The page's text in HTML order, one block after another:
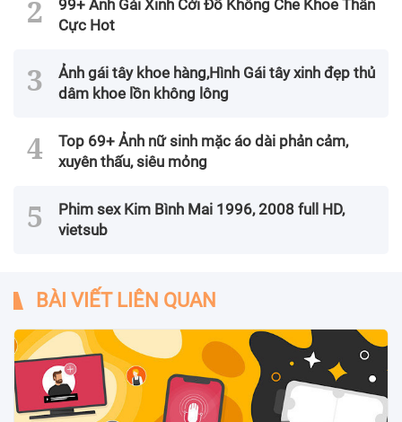
99+ Ảnh Gái Xinh Cởi Đồ Không Che Khoe Thân
Cực Hot
Ảnh gái tây khoe hàng,Hình Gái tây xinh đẹp thủ
dâm khoe lồn không lông
Top 69+ Ảnh nữ sinh mặc áo dài phản cảm,
xuyên thấu, siêu mỏng
Phim sex Kim Bình Mai 1996, 2008 full HD,
vietsub
BÀI VIẾT LIÊN QUAN